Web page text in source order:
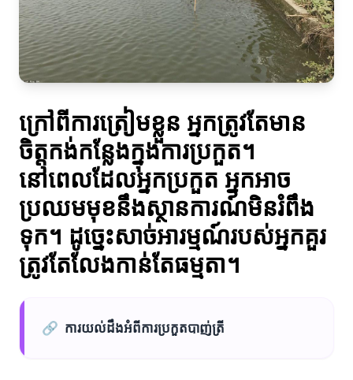
ក្រៅពីការត្រៀមខ្លួន អ្នកត្រូវតែមាន
ចិត្តកង់កន្លែងក្នុងការប្រកួត។
នៅពេលដែលអ្នកប្រកួត អ្នកអាច
ប្រឈមមុខនឹងស្ថានការណ៍មិនរំពឹង
ទុក។ ដូច្នេះសាច់អារម្មណ៍របស់អ្នកគួរ
ត្រូវតែលែងកាន់តែធម្មតា។
🔗 ការយល់ដឹងអំពីការប្រកួតបាញ់ត្រី